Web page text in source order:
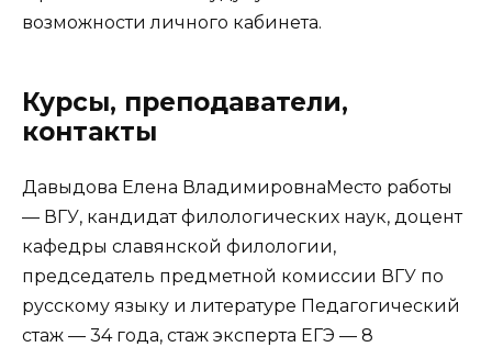
возможности личного кабинета.
Курсы, преподаватели,
контакты
Давыдова Елена ВладимировнаМесто работы
— ВГУ, кандидат филологических наук, доцент
кафедры славянской филологии,
председатель предметной комиссии ВГУ по
русскому языку и литературе Педагогический
стаж — 34 года, стаж эксперта ЕГЭ — 8